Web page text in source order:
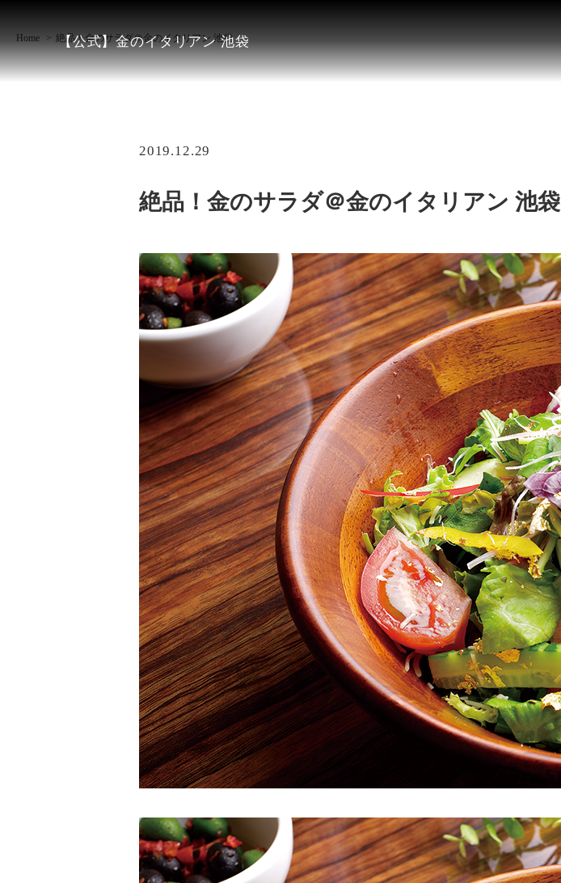
【公式】金のイタリアン 池袋
Home 絶品！金のサラダ＠金のイタリアン 池袋
2019.12.29
絶品！金のサラダ＠金のイタリアン 池袋